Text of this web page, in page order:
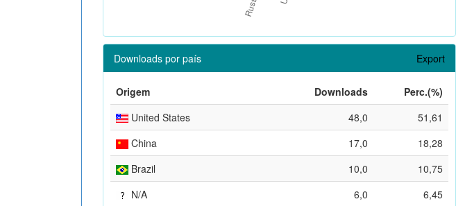
Downloads por país Export
Origem Downloads
Perc.(%)
United States
48,0
51,61
China
17,0
18,28
Brazil
10,0
10,75
N/A
6,0
6,45